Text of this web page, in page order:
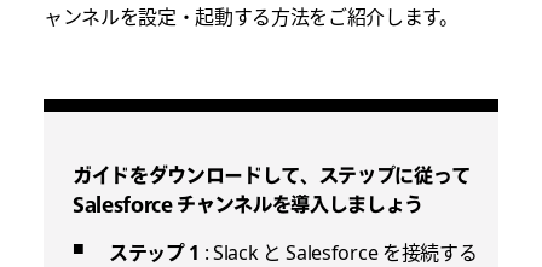
ャンネルを設定・起動する方法をご紹介します。
ガイドをダウンロードして、ステップに従って
Salesforce チャンネルを導入しましょう
ステップ 1 : Slack と Salesforce を接続する